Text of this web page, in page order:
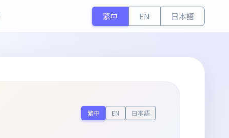
繁中 EN 日本語
繁中 EN 日本語